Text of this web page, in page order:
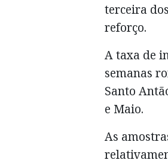
terceira
reforço.
A taxa de
semanas
Santo
e Maio.
As